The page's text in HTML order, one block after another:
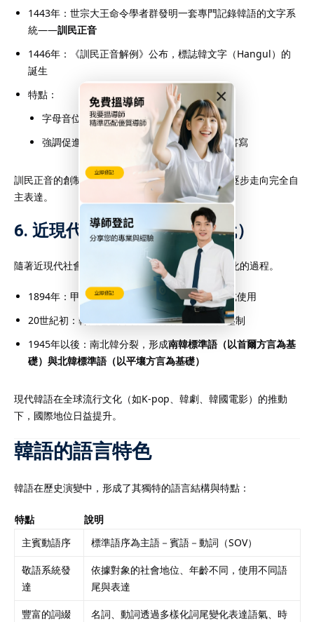
×
1443年：世宗大王命令學者群發明一套專門記錄韓語的文字系
統——訓民正音
1446年：《訓民正音解例》公布，標誌韓文字（Hangul）的
誕生
特點：
字母音位對應清晰、科學易學
強調促進文盲教育，使庶民階層也能閱讀、書寫
訓民正音的創制，使韓語從依賴外來文字（漢字）逐步走向完全自
主表達。
6. 近現代韓語（19世紀～現代）
隨著近現代社會變遷，韓語也經歷了現代化與標準化的過程。
1894年：甲午改革後，韓文在政府公文中被正式使用
20世紀初：韓國經歷日本殖民統治，韓語遭受壓制
1945年以後：南北韓分裂，形成南韓標準語（以首爾方言為基
礎）與北韓標準語（以平壤方言為基礎）
現代韓語在全球流行文化（如K-pop、韓劇、韓國電影）的推動
下，國際地位日益提升。
韓語的語言特色
韓語在歷史演變中，形成了其獨特的語言結構與特點：
特點
說明
主賓動語序
標準語序為主語－賓語－動詞（SOV）
敬語系統發
達
依據對象的社會地位、年齡不同，使用不同語
尾與表達
豐富的詞綴
名詞、動詞透過多樣化詞尾變化表達語氣、時